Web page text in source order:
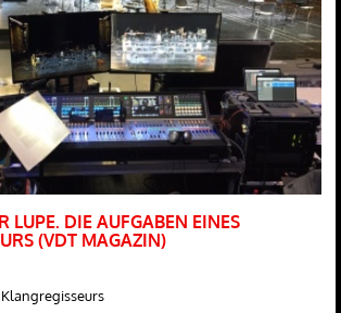
LUPE. DIE AUFGABEN EINES
(VDT MAGAZIN)